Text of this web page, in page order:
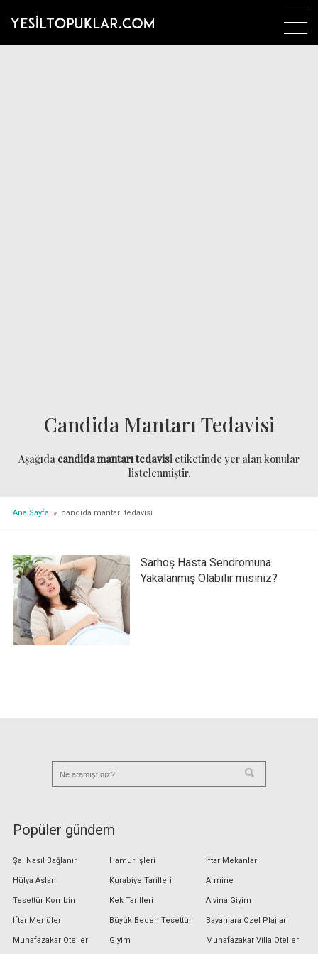
Candida Mantarı Tedavisi
Aşağıda candida mantarı tedavisietiketinde yer alan konular
listelenmiştir.
Ana Sayfa » candida mantarı tedavisi
Sarhoş Hasta Sendromuna
Yakalanmış Olabilir misiniz?
Popüler gündem
Şal Nasıl Bağlanır
Hülya Aslan
Tesettür Kombin
İftar Menüleri
Muhafazakar Oteller
Hamur İşleri
Kurabiye Tarifleri
Kek Tarifleri
Büyük Beden Tesettür
Giyim
İftar Mekanları
Armine
Alvina Giyim
Bayanlara Özel Plajlar
Muhafazakar Villa Oteller